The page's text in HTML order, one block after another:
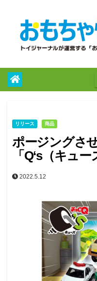
リリース 商品
ポージングさ
「Q‘s（キュー
2022.5.12